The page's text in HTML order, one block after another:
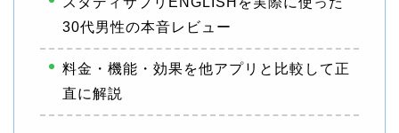
30代男性の本音レビュー
料金・機能・効果を他アプリと比較して正
直に解説